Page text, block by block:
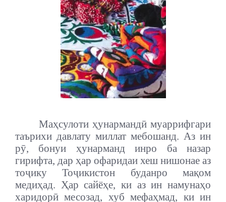
Маҳсулоти ҳунармандӣ муаррифгари
таърихи давлату миллат мебошанд. Аз ин
рӯ, бонуи ҳунарманд инро ба назар
гирифта, дар ҳар офаридаи хеш нишонае аз
тоҷику Тоҷикистон буданро мақом
медиҳад. Ҳар сайёҳе, ки аз ин намунаҳо
харидорӣ месозад, хуб мефаҳмад, ки ин